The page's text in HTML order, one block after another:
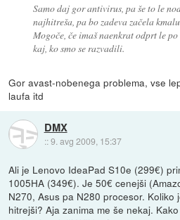
Samo daj gor antivirus, pa še to le
najhitreša, pa bo zadeva začela
Mogoče, če imaš naenkrat odprt le
kaj, ko smo se razvadili.
Gor avast-nobenega problema, vse
laufa itd
DMX
::9. avg 2009, 15:37
Ali je Lenovo IdeaPad S10e (299€)
1005HA (349€). Je 50€ cenejši
N270, Asus pa N280 procesor. Koliko
hitrejši? Aja zanima me še nekaj.